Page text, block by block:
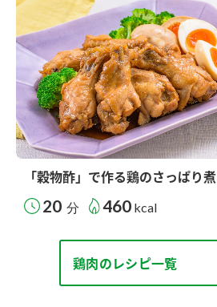
「穀物酢」で作る鶏のさっぱり煮
20 分 460 kcal
鶏肉のレシピ一覧